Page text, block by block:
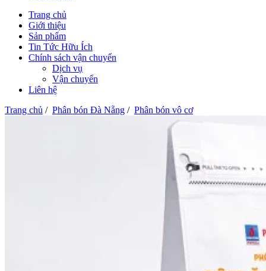
Trang chủ
Giới thiệu
Sản phẩm
Tin Tức Hữu Ích
Chính sách vận chuyển
Dịch vụ
Vận chuyển
Liên hệ
Trang chủ / Phân bón Đà Nẵng / Phân bón vô cơ